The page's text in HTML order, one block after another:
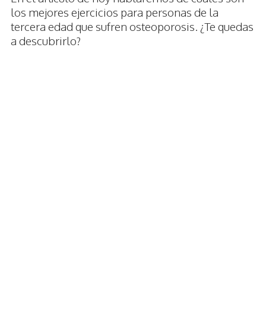
los mejores ejercicios para personas de la
tercera edad que sufren osteoporosis. ¿Te quedas
a descubrirlo?